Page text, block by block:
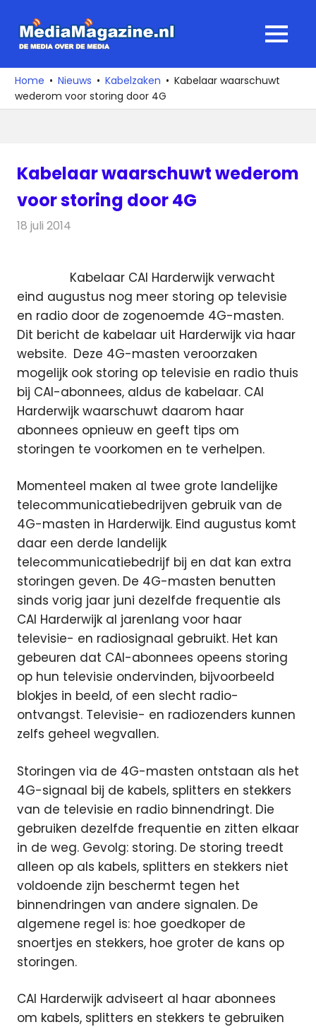
naar
media
over
de
MENU
Home Nieuws Kabelzaken
Kabelaar waarschuwt
wederom voor storing door 4G
Kabelaar waarschuwt wederom
voor storing door 4G
18 juli 2014
Kabelaar CAI Harderwijk verwacht
eind augustus nog meer storing op televisie
en radio door de zogenoemde 4G-masten.
Dit bericht de kabelaar uit Harderwijk via haar
website. Deze 4G-masten veroorzaken
mogelijk ook storing op televisie en radio thuis
bij CAI-abonnees, aldus de kabelaar. CAI
Harderwijk waarschuwt daarom haar
abonnees opnieuw en geeft tips om
storingen te voorkomen en te verhelpen.
Momenteel maken al twee grote landelijke
telecommunicatiebedrijven gebruik van de
4G-masten in Harderwijk. Eind augustus komt
daar een derde landelijk
telecommunicatiebedrijf bij en dat kan extra
storingen geven. De 4G-masten benutten
sinds vorig jaar juni dezelfde frequentie als
CAI Harderwijk al jarenlang voor haar
televisie- en radiosignaal gebruikt. Het kan
gebeuren dat CAI-abonnees opeens storing
op hun televisie ondervinden, bijvoorbeeld
blokjes in beeld, of een slecht radio-
ontvangst. Televisie- en radiozenders kunnen
zelfs geheel wegvallen.
Storingen via de 4G-masten ontstaan als het
4G-signaal bij de kabels, splitters en stekkers
van de televisie en radio binnendringt. Die
gebruiken dezelfde frequentie en zitten elkaar
in de weg. Gevolg: storing. De storing treedt
alleen op als kabels, splitters en stekkers niet
voldoende zijn beschermt tegen het
binnendringen van andere signalen. De
algemene regel is: hoe goedkoper de
snoertjes en stekkers, hoe groter de kans op
storingen.
CAI Harderwijk adviseert al haar abonnees
om kabels, splitters en stekkers te gebruiken